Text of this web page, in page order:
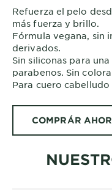
Refuerza el pelo
más fuerza y brillo.
Fórmula vegana, sin
derivados.
Sin siliconas para
parabenos. Sin
Para cuero
COMPRÁR